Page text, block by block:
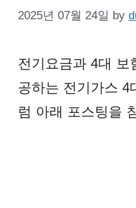
2025년 07월 24일 by
전기요금과 4대 보
공하는 전기가스 4
럼 아래 포스팅을